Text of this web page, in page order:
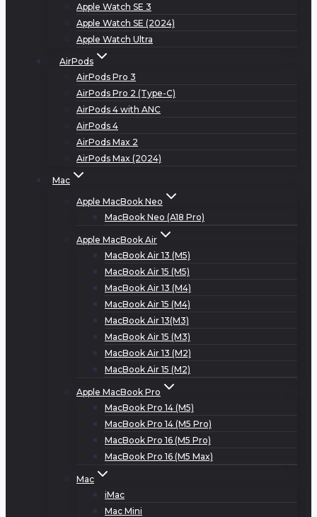
Apple Watch SE 3
Apple Watch SE (2024)
Apple Watch Ultra
AirPods
AirPods Pro 3
AirPods Pro 2 (Type-C)
AirPods 4 with ANC
AirPods 4
AirPods Max 2
AirPods Max (2024)
Mac
Apple MacBook Neo
MacBook Neo (A18 Pro)
Apple MacBook Air
MacBook Air 13 (M5)
MacBook Air 15 (M5)
MacBook Air 13 (M4)
MacBook Air 15 (M4)
MacBook Air 13(M3)
MacBook Air 15 (M3)
MacBook Air 13 (M2)
MacBook Air 15 (M2)
Apple MacBook Pro
MacBook Pro 14 (M5)
MacBook Pro 14 (M5 Pro)
MacBook Pro 16 (M5 Pro)
MacBook Pro 16 (M5 Max)
Mac
iMac
Mac Mini